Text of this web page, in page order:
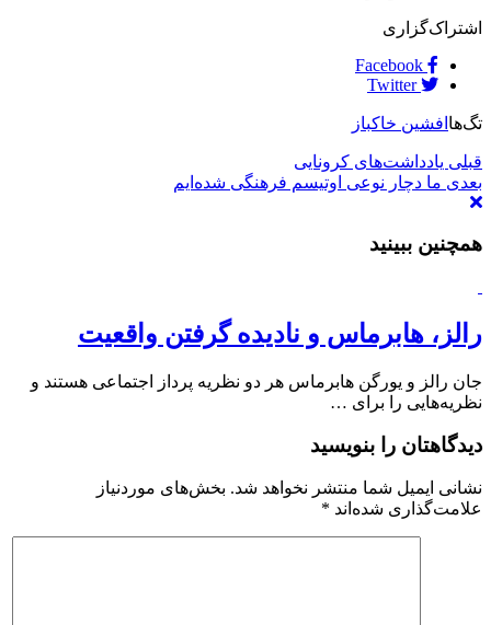
اشتراک‌گزاری
Facebook
Twitter
تگ‌ها افشین خاکباز
قبلی یادداشت‌های کرونایی
بعدی ما دچار نوعی اوتیسم فرهنگی شده­‌ایم
همچنین ببینید
رالز، هابرماس و نادیده گرفتن واقعیت
جان رالز و یورگن هابرماس هر دو نظریه پرداز اجتماعی هستند و
نظریه‌هایی را برای …
دیدگاهتان را بنویسید
نشانی ایمیل شما منتشر نخواهد شد. بخش‌های موردنیاز
علامت‌گذاری شده‌اند *